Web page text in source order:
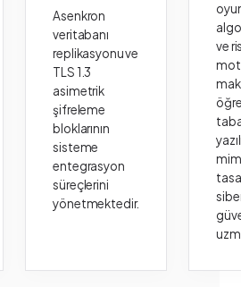
Asenkron
veritabanı
replikasyonu ve
TLS 1.3
asimetrik
şifreleme
bloklarının
sisteme
entegrasyon
süreçlerini
yönetmektedir.
ve